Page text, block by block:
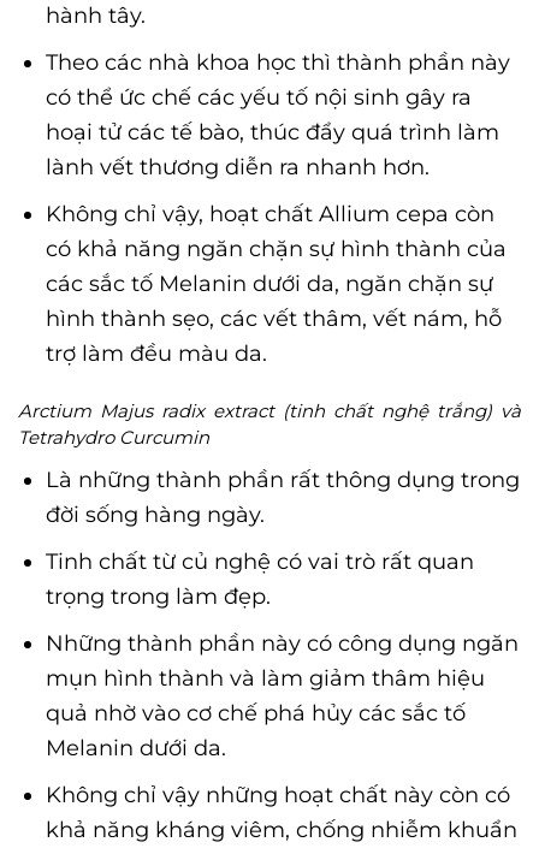
hành tây.
Theo các nhà khoa học thì thành phần này
có thể ức chế các yếu tố nội sinh gây ra
hoại tử các tế bào, thúc đẩy quá trình làm
lành vết thương diễn ra nhanh hơn.
Không chỉ vậy, hoạt chất Allium cepa còn
có khả năng ngăn chặn sự hình thành của
các sắc tố Melanin dưới da, ngăn chặn sự
hình thành sẹo, các vết thâm, vết nám, hỗ
trợ làm đều màu da.
Arctium Majus radix extract (tinh chất nghệ trắng) và
Tetrahydro Curcumin
Là những thành phần rất thông dụng trong
đời sống hàng ngày.
Tinh chất từ củ nghệ có vai trò rất quan
trọng trong làm đẹp.
Những thành phần này có công dụng ngăn
mụn hình thành và làm giảm thâm hiệu
quả nhờ vào cơ chế phá hủy các sắc tố
Melanin dưới da.
Không chỉ vậy những hoạt chất này còn có
khả năng kháng viêm, chống nhiễm khuẩn